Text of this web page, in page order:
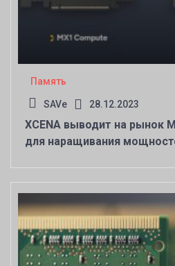
Память
SAVe 28.12.2023
XCENA выводит на рынок
для наращивания